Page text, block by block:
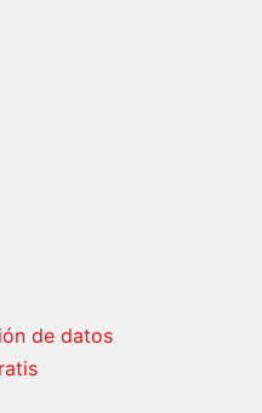
de datos